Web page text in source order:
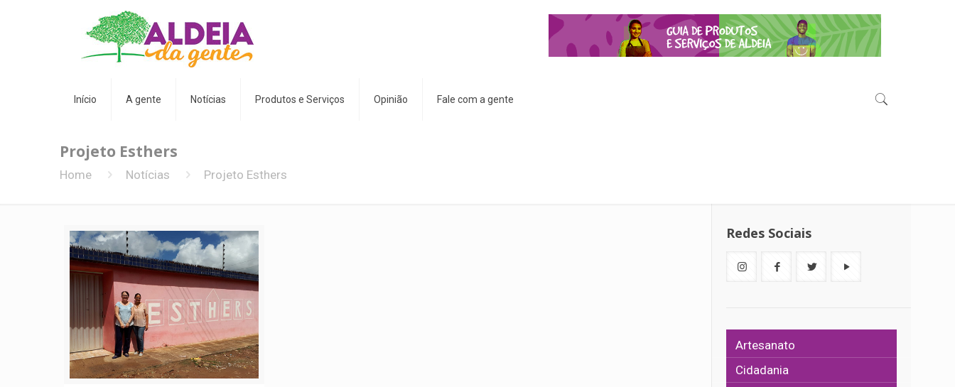
Início A gente Notícias Produtos e Serviços Opinião Fale com a gente
Projeto Esthers
Home Notícias Projeto Esthers
Redes Sociais
Artesanato
Cidadania